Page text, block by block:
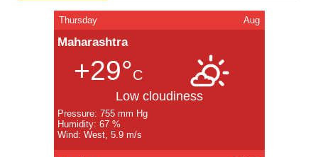
Thursday Aug
Maharashtra
+29°C
Low cloudiness
Pressure: 755 mm Hg
Humidity: 67 %
Wind: West, 5.9 m/s